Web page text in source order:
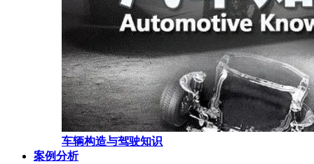
车辆构造与驾驶知识
案例分析